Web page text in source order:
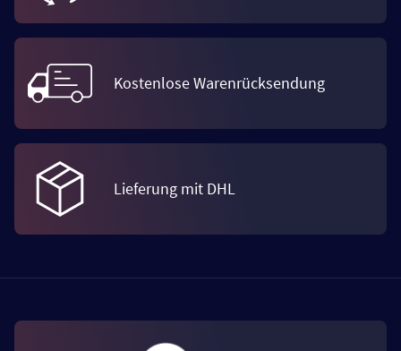
Kostenlose Warenrücksendung
Lieferung mit DHL